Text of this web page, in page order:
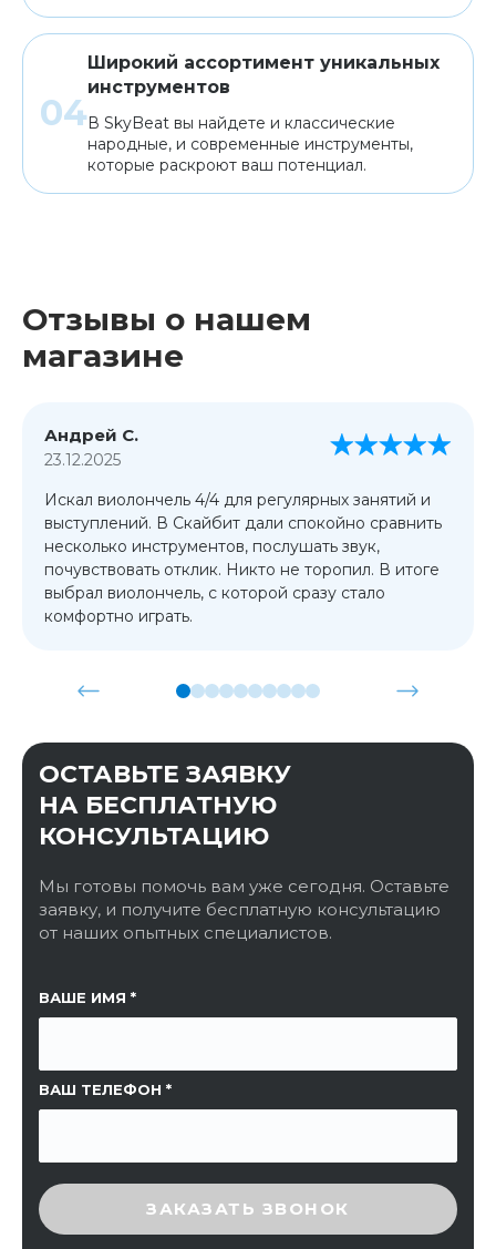
Широкий ассортимент уникальных
инструментов
В SkyBeat вы найдете и классические
народные, и современные инструменты,
которые раскроют ваш потенциал.
Отзывы о нашем
магазине
Андрей С.
23.12.2025
Искал виолончель 4/4 для регулярных занятий и
выступлений. В Скайбит дали спокойно сравнить
несколько инструментов, послушать звук,
почувствовать отклик. Никто не торопил. В итоге
выбрал виолончель, с которой сразу стало
комфортно играть.
ОСТАВЬТЕ ЗАЯВКУ
НА БЕСПЛАТНУЮ
КОНСУЛЬТАЦИЮ
Мы готовы помочь вам уже сегодня. Оставьте
заявку, и получите бесплатную консультацию
от наших опытных специалистов.
ВАШЕ ИМЯ
ВАШ ТЕЛЕФОН
ССЫЛКА НА СТРАНИЦУ
ВВЕДИТЕ ПРОВЕРОЧНЫЙ КОД
ЗАКАЗАТЬ ЗВОНОК